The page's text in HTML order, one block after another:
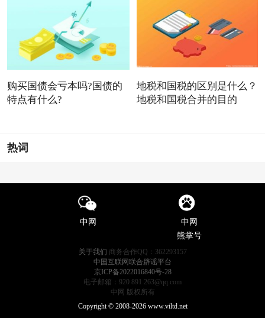
购买国债会亏本吗?国债的
特点有什么?
地税和国税的区别是什么？
地税和国税合并的目的
热词
中网
中网
熊掌号
关于我们 商务合作QQ：362293157
中国互联网联合辟谣平台
京ICP备2022016840号-28
电子邮箱：920 891 263@qq.com
中网 版权所有
Copyright © 2008-2026 www.viltd.net